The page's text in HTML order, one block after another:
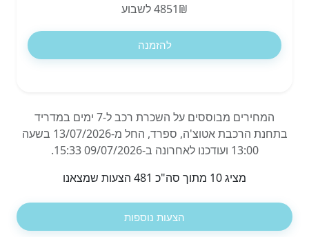
4851₪ לשבוע
להזמנה
המחירים מבוססים על השכרת רכב ל-7 ימים במדריד
בתחנת הרכבת אטוצ'ה, ספרד, החל מ-13/07/2026 בשעה
13:00 ועודכנו לאחרונה ב-09/07/2026 15:33.
מציג 10 מתוך סה"כ 481 הצעות שמצאנו
הצעות נוספות